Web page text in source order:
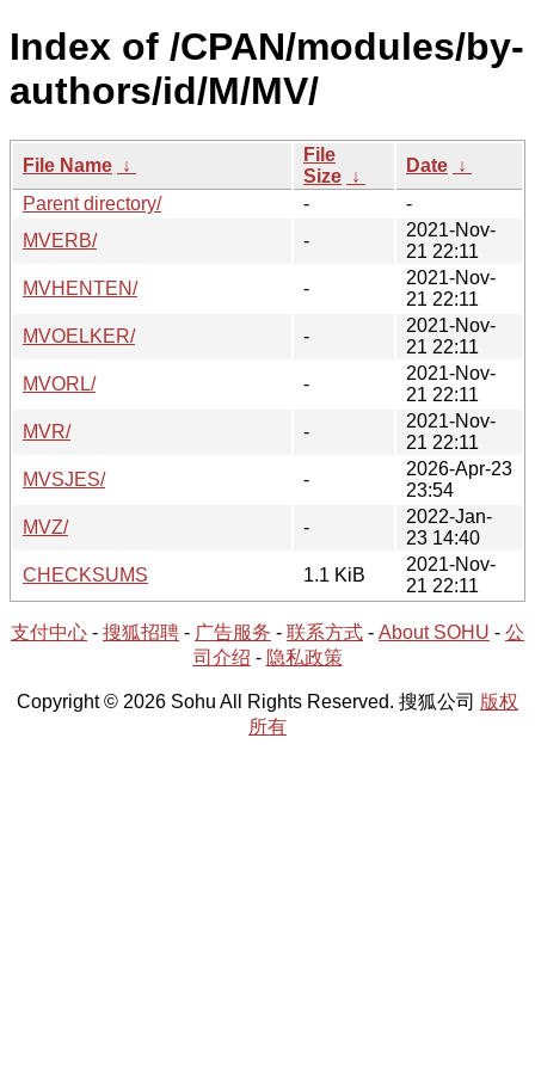
Index of /CPAN/modules/by-
authors/id/M/MV/
File Name ↓
File
Size ↓
Date ↓
Parent directory/
-
-
MVERB/
-
2021-Nov-
21 22:11
MVHENTEN/
-
2021-Nov-
21 22:11
MVOELKER/
-
2021-Nov-
21 22:11
MVORL/
-
2021-Nov-
21 22:11
MVR/
-
2021-Nov-
21 22:11
MVSJES/
-
2026-Apr-23
23:54
MVZ/
-
2022-Jan-
23 14:40
CHECKSUMS
1.1 KiB
2021-Nov-
21 22:11
支付中心 - 搜狐招聘 - 广告服务 - 联系方式 - About SOHU - 公
司介绍 - 隐私政策
Copyright © 2026 Sohu All Rights Reserved. 搜狐公司 版权
所有